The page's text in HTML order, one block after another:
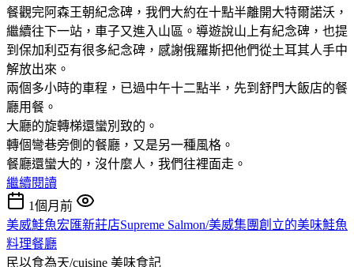
餐觀完阿森王朝紀念碑，我們大約在十點半離開大特爾諾沃，
繼續往下一站，車子又進入山區。導遊說山上有紀念碑，也提
到保加利亞有很多紀念碑，感謝俄羅斯把他們從土耳其人手中
解放出來。
兩個多小時的車程，已過中午十二點半，先到舒門大飯店的餐
廳用餐。
大廳的旋轉梯還蠻別致的。
轉個彎巷旁側的餐廳，又是另一種風格。
餐廳還蠻大的，沒什麼人，我們往裡面走。
繼續閱讀
1個月前
美威鮭魚宏匯新莊店Supreme Salmon/美威集團創立的美味鮭魚
料理餐廳
民以食為天/cuisine 美味食記